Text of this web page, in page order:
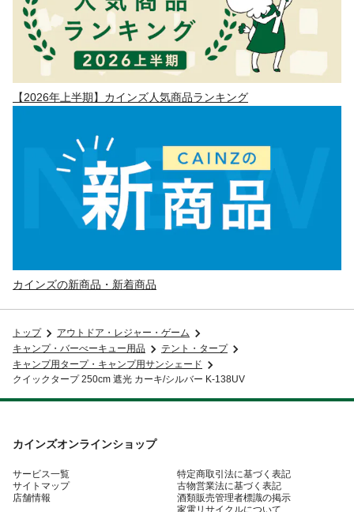
【2026年上半期】カインズ人気商品ランキング
カインズの新商品・新着商品
トップ
アウトドア・レジャー・ゲーム
キャンプ・バーべーキュー用品
テント・タープ
キャンプ用タープ・キャンプ用サンシェード
クイックタープ 250cm 遮光 カーキ/シルバー K-138UV
カインズオンラインショップ
サービス一覧
サイトマップ
店舗情報
特定商取引法に基づく表記
古物営業法に基づく表記
酒類販売管理者標識の掲示
家電リサイクルについて